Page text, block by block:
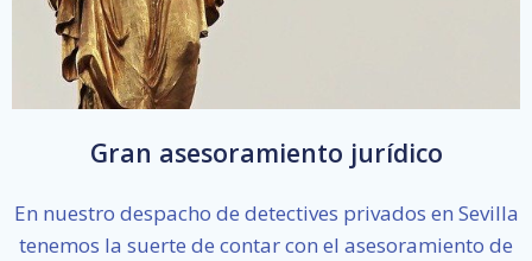
Gran asesoramiento jurídico
En nuestro despacho de detectives privados en Sevilla
tenemos la suerte de contar con el asesoramiento de